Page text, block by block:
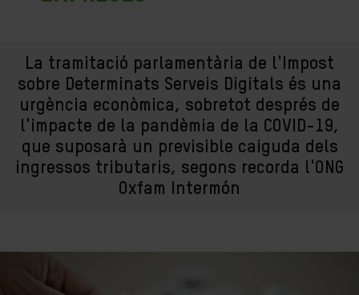
La tramitació parlamentària de l'Impost
sobre Determinats Serveis Digitals és una
urgència econòmica, sobretot després de
l'impacte de la pandèmia de la COVID-19,
que suposarà un previsible caiguda dels
ingressos tributaris, segons recorda l'ONG
Oxfam Intermón